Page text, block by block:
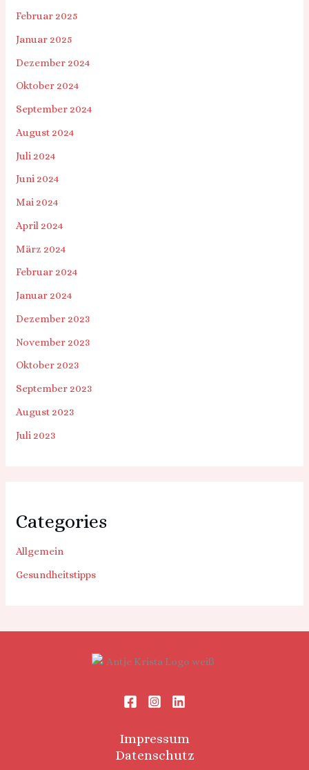
Februar 2025
Januar 2025
Dezember 2024
Oktober 2024
September 2024
August 2024
Juli 2024
Juni 2024
Mai 2024
April 2024
März 2024
Februar 2024
Januar 2024
Dezember 2023
November 2023
Oktober 2023
September 2023
August 2023
Juli 2023
Categories
Allgemein
Gesundheitstipps
Impressum
Datenschutz